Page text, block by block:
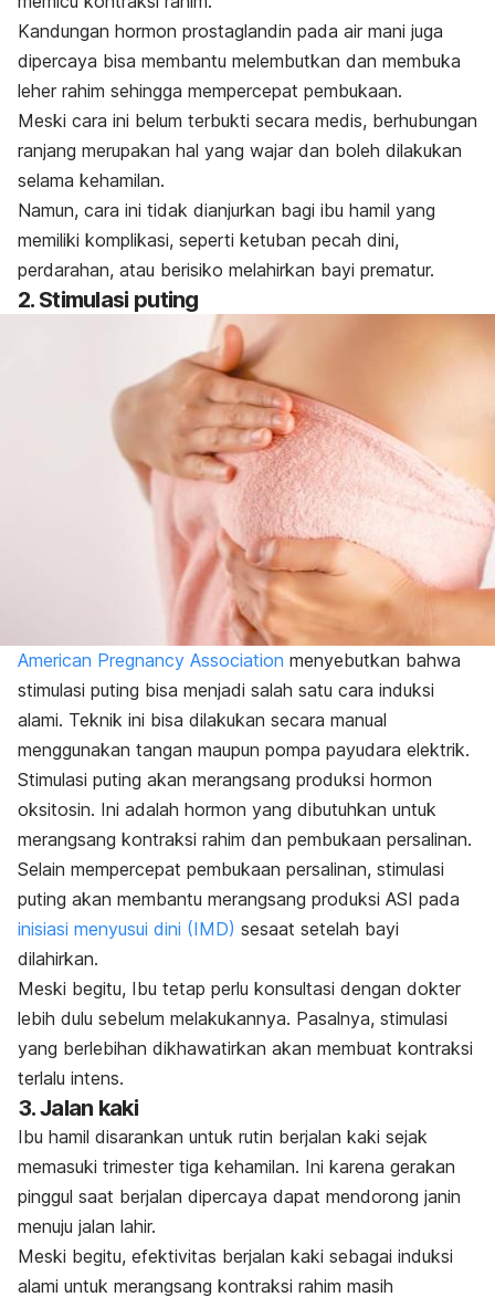
Kandungan hormon prostaglandin pada air mani juga
dipercaya bisa membantu melembutkan dan membuka
leher rahim sehingga mempercepat pembukaan.
Meski cara ini belum terbukti secara medis, berhubungan
ranjang merupakan hal yang wajar dan boleh dilakukan
selama kehamilan.
Namun, cara ini tidak dianjurkan bagi ibu hamil yang
memiliki komplikasi, seperti ketuban pecah dini,
perdarahan, atau berisiko melahirkan bayi prematur.
2. Stimulasi puting
American Pregnancy Association menyebutkan bahwa
stimulasi puting bisa menjadi salah satu cara induksi
alami. Teknik ini bisa dilakukan secara manual
menggunakan tangan maupun pompa payudara elektrik.
Stimulasi puting akan merangsang produksi hormon
oksitosin. Ini adalah hormon yang dibutuhkan untuk
merangsang kontraksi rahim dan pembukaan persalinan.
Selain mempercepat pembukaan persalinan, stimulasi
puting akan membantu merangsang produksi ASI pada
inisiasi menyusui dini (IMD) sesaat setelah bayi
dilahirkan.
Meski begitu, Ibu tetap perlu konsultasi dengan dokter
lebih dulu sebelum melakukannya. Pasalnya, stimulasi
yang berlebihan dikhawatirkan akan membuat kontraksi
terlalu intens.
3. Jalan kaki
Ibu hamil disarankan untuk rutin berjalan kaki sejak
memasuki trimester tiga kehamilan. Ini karena gerakan
pinggul saat berjalan dipercaya dapat mendorong janin
menuju jalan lahir.
Meski begitu, efektivitas berjalan kaki sebagai induksi
alami untuk merangsang kontraksi rahim masih